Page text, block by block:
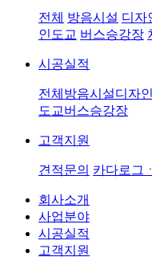
전체 방음시설 디자
인도교 버스승강장
시공실적
전체 방음시설디자
도교버스승강장
고객지원
견적문의 카다로그
회사소개
사업분야
시공실적
고객지원